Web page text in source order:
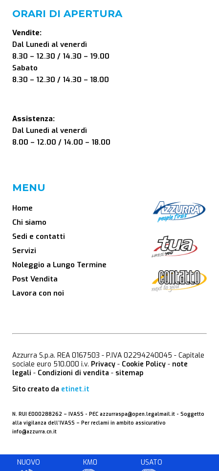
NUOVO KM0 USATO
ORARI DI APERTURA
Vendite:
Dal Lunedì al venerdì
8.30 – 12.30 / 14.30 – 19.00
Sabato
8.30 – 12.30 / 14.30 – 18.00
Assistenza:
Dal Lunedì al venerdì
8.00 – 12.00 / 14.00 – 18.00
MENU
Home
Chi siamo
Sedi e contatti
Servizi
Noleggio a Lungo Termine
Post Vendita
Lavora con noi
Azzurra S.p.a. REA 0167503 - P.IVA 02294240045 - Capitale
sociale euro 510.000 i.v. Privacy - Cookie Policy - note
legali - Condizioni di vendita - sitemap
Sito creato da etinet.it
N. RUI E000288262 – IVASS - PEC azzurraspa@open.legalmail.it - Soggetto
alla vigilanza dell’IVASS – Per reclami in ambito assicurativo
info@azzurra.cn.it